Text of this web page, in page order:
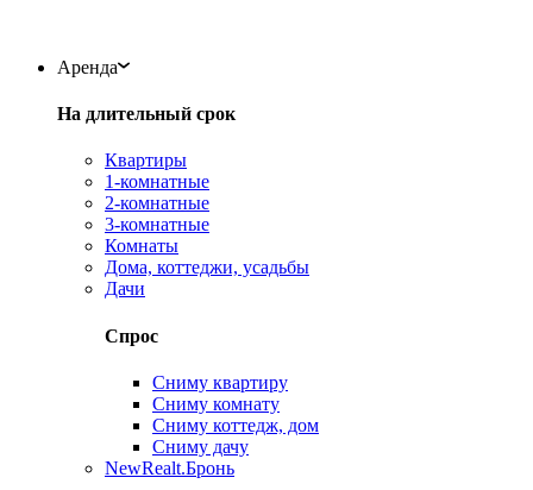
Аренда
На длительный срок
Квартиры
1-комнатные
2-комнатные
3-комнатные
Комнаты
Дома, коттеджи, усадьбы
Дачи
Спрос
Сниму квартиру
Сниму комнату
Сниму коттедж, дом
Сниму дачу
NewRealt.Бронь